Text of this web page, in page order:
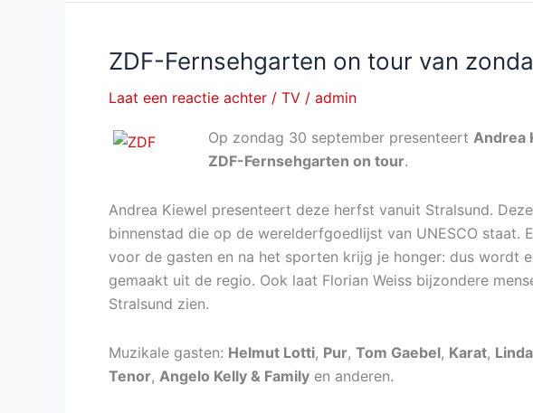
Jörg
van
maandag
31
bij
ZDF-Fernsehgarten on tour van
Laat een reactie achter / TV / admin
Op zondag 30 september presenteert Andrea
ZDF-Fernsehgarten on tour.
Andrea Kiewel presenteert deze herfst vanuit Stralsund.
binnenstad die op de werelderfgoedlijst van UNESCO staat.
voor de gasten en na het sporten krijg je honger: dus wordt
gemaakt uit de regio. Ook laat Florian Weiss bijzondere
Stralsund zien.
Muzikale gasten: Helmut Lotti, Pur, Tom Gaebel, Karat,
Tenor, Angelo Kelly & Family en anderen.